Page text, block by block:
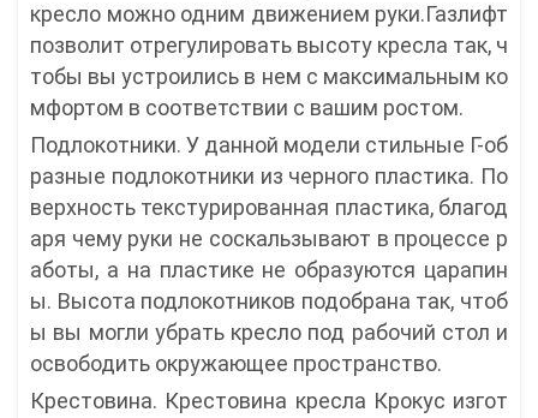
кресло можно одним движением руки.Газлифт
позволит отрегулировать высоту кресла так, ч
тобы вы устроились в нем с максимальным ко
мфортом в соответствии с вашим ростом.
Подлокотники. У данной модели стильные Г-об
разные подлокотники из черного пластика. По
верхность текстурированная пластика, благод
аря чему руки не соскальзывают в процессе р
аботы, а на пластике не образуются царапин
ы. Высота подлокотников подобрана так, чтоб
ы вы могли убрать кресло под рабочий стол и
освободить окружающее пространство.
Крестовина. Крестовина кресла Крокус изгот